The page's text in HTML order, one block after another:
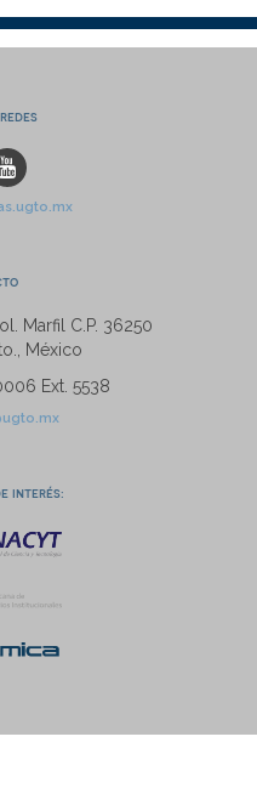
Marfil C.P. 36250
México
Ext. 5538
interés: